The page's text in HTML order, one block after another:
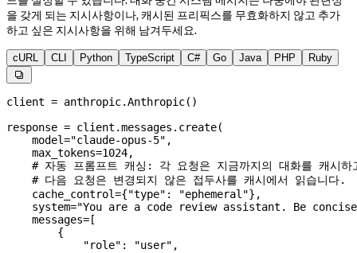
을 갖게 되는 지시사항이나, 캐시된 프리픽스를 무효화하지 않고 추가
하고 싶은 지시사항을 위해 남겨두세요.
cURL CLI Python TypeScript C# Go Java PHP Ruby

client = anthropic.Anthropic()
response = client.messages.create(
    model
="claude-opus-5" ,
    max_tokens
=1024,
# 자동 프롬프트 캐싱: 각 요청은 지금까지의 대화를 캐시하
    # 다음 요청은 변경되지 않은 접두사를 캐시에서 읽습니다.
    cache_control
={"type" : "ephemeral"},
    system
="You are a code review assistant. Be
    messages
= [
        {
            "role"
: "user" ,